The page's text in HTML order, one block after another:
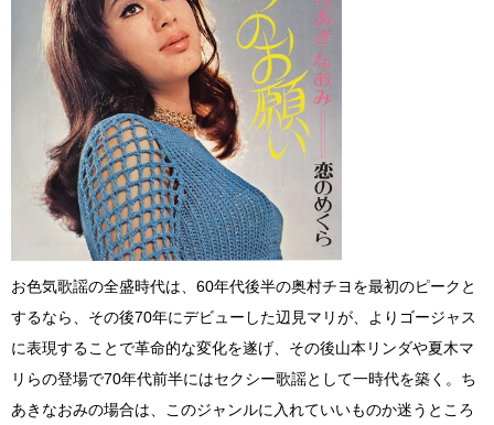
お色気歌謡の全盛時代は、60年代後半の奥村チヨを最初のピークと
するなら、その後70年にデビューした辺見マリが、よりゴージャス
に表現することで革命的な変化を遂げ、その後山本リンダや夏木マ
リらの登場で70年代前半にはセクシー歌謡として一時代を築く。ち
あきなおみの場合は、このジャンルに入れていいものか迷うところ